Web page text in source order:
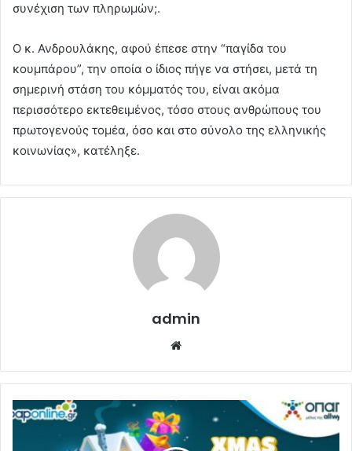
συνέχιση των πληρωμών;.
Ο κ. Ανδρουλάκης, αφού έπεσε στην “παγίδα του
κουμπάρου”, την οποία ο ίδιος πήγε να στήσει, μετά τη
σημερινή στάση του κόμματός του, είναι ακόμα
περισσότερο εκτεθειμένος, τόσο στους ανθρώπους του
πρωτογενούς τομέα, όσο και στο σύνολο της ελληνικής
κοινωνίας», κατέληξε.
admin